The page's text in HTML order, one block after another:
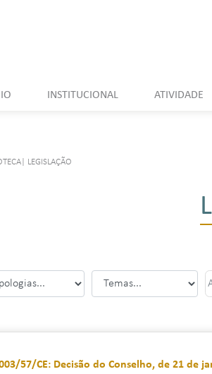
INSTITUCIONAL ATIVIDADE
LEGISLAÇÃO
57/CE: Decisão do Conselho, de 21 de